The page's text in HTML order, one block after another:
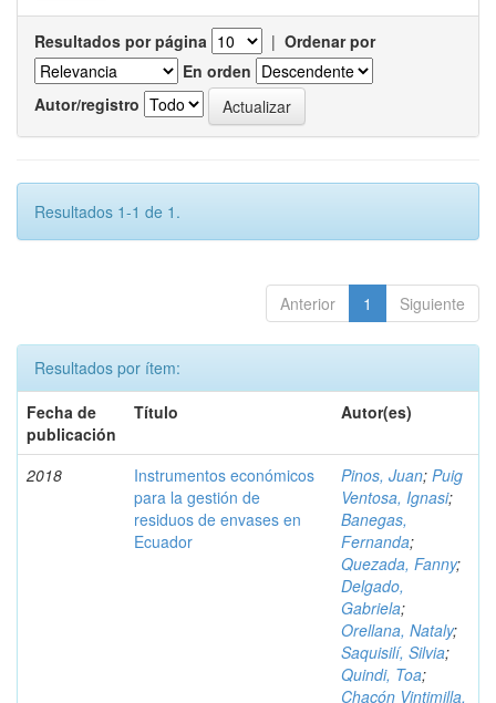
Resultados por página | Ordenar por
En orden
Autor/registro
Resultados 1-1 de 1.
Anterior 1 Siguiente
Resultados por ítem:
Fecha de
publicación
Título Autor(es)
2018
Instrumentos económicos
para la gestión de
residuos de envases en
Ecuador
Pinos, Juan; Puig
Ventosa, Ignasi;
Banegas,
Fernanda;
Quezada, Fanny;
Delgado,
Gabriela;
Orellana, Nataly;
Saquisilí, Silvia;
Quindi, Toa;
Chacón Vintimilla,